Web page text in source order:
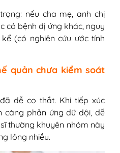
nếu cha mẹ, anh chị
có bệnh dị ứng khác, nguy
(có nghiên cứu ước tính
quản chưa kiểm soát
dễ co thắt. Khi tiếp xúc
càng phản ứng dữ dội, dễ
thường khuyên nhóm này
lông nhiều.